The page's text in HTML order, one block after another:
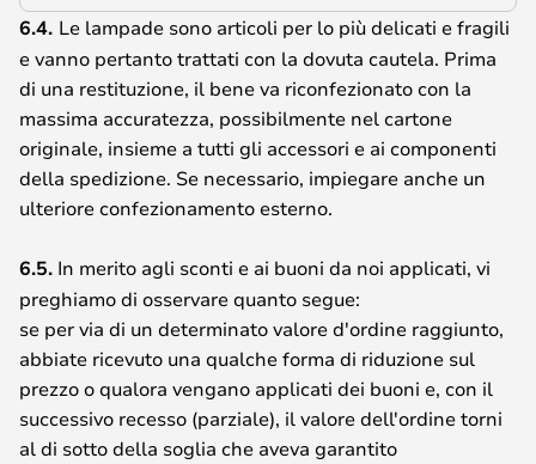
6.4. Le lampade sono articoli per lo più delicati e fragili
e vanno pertanto trattati con la dovuta cautela. Prima
di una restituzione, il bene va riconfezionato con la
massima accuratezza, possibilmente nel cartone
originale, insieme a tutti gli accessori e ai componenti
della spedizione. Se necessario, impiegare anche un
ulteriore confezionamento esterno.
6.5. In merito agli sconti e ai buoni da noi applicati, vi
preghiamo di osservare quanto segue:
se per via di un determinato valore d'ordine raggiunto,
abbiate ricevuto una qualche forma di riduzione sul
prezzo o qualora vengano applicati dei buoni e, con il
successivo recesso (parziale), il valore dell'ordine torni
al di sotto della soglia che aveva garantito